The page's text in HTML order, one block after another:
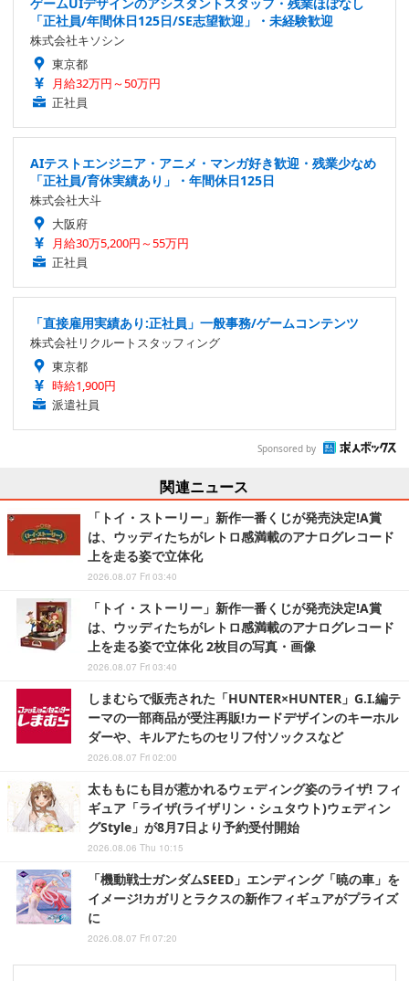
「正社員/年間休日125日/SE志望歓迎」・未経験歓迎
株式会社キソシン
東京都
月給32万円～50万円
正社員
AIテストエンジニア・アニメ・マンガ好き歓迎・残業少なめ
「正社員/育休実績あり」・年間休日125日
株式会社大斗
大阪府
月給30万5,200円～55万円
正社員
「直接雇用実績あり:正社員」一般事務/ゲームコンテンツ
株式会社リクルートスタッフィング
東京都
時給1,900円
派遣社員
Sponsored by
関連ニュース
「トイ・ストーリー」新作一番くじが発売決定!A賞
は、ウッディたちがレトロ感満載のアナログレコード
上を走る姿で立体化
2026.08.07 Fri 03:40
「トイ・ストーリー」新作一番くじが発売決定!A賞
は、ウッディたちがレトロ感満載のアナログレコード
上を走る姿で立体化 2枚目の写真・画像
2026.08.07 Fri 03:40
しまむらで販売された「HUNTER×HUNTER」G.I.編テ
ーマの一部商品が受注再販!カードデザインのキーホル
ダーや、キルアたちのセリフ付ソックスなど
2026.08.07 Fri 02:00
太ももにも目が惹かれるウェディング姿のライザ! フィ
ギュア「ライザ(ライザリン・シュタウト)ウェディン
グStyle」が8月7日より予約受付開始
2026.08.06 Thu 10:15
「機動戦士ガンダムSEED」エンディング「暁の車」を
イメージ!カガリとラクスの新作フィギュアがプライズ
に
2026.08.07 Fri 07:20